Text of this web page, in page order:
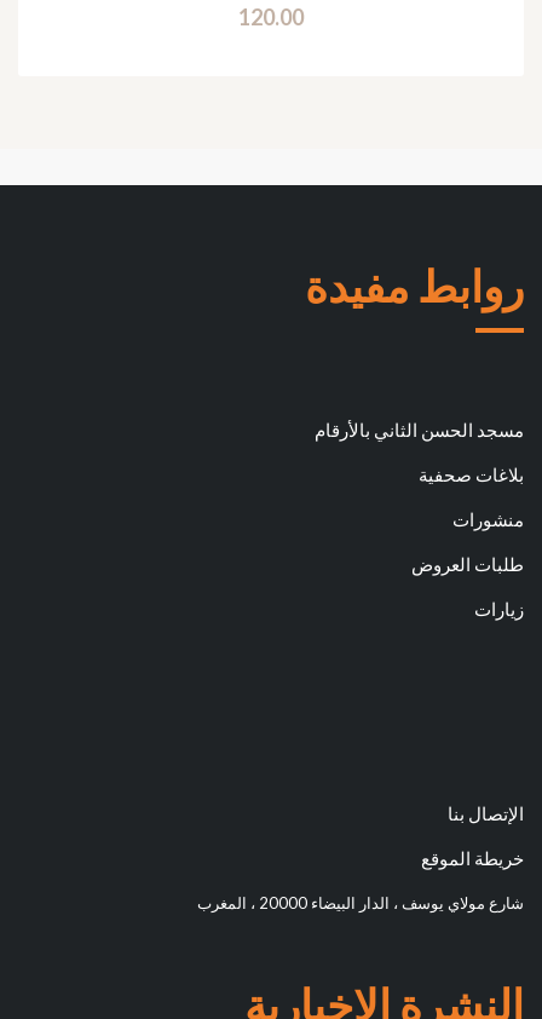
120.00
روابط مفيدة
مسجد الحسن الثاني بالأرقام
بلاغات صحفية
منشورات
طلبات العروض
زيارات
الإتصال بنا
خريطة الموقع
شارع مولاي يوسف ، الدار البيضاء 20000 ، المغرب
النشرة الإخبارية